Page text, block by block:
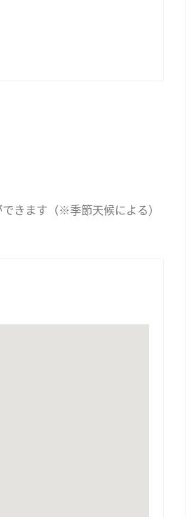
きます（※季節天候による）